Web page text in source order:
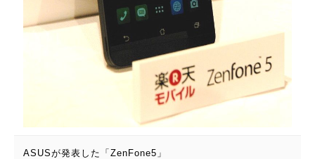
ASUSが発表した「ZenFone5」